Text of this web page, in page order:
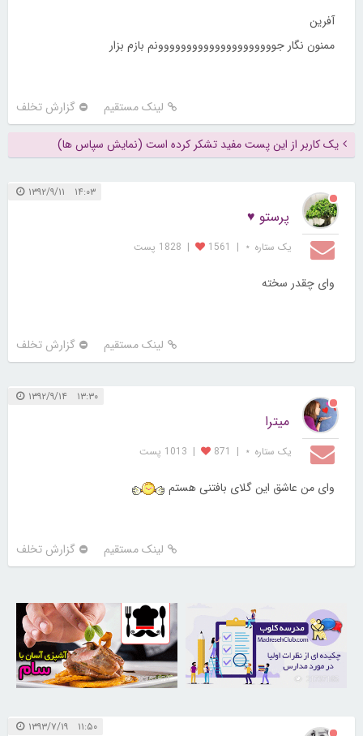
آفرین
ممنون نگار جووووووووووووووووووووونم بازم بزار
لینک مستقیم گزارش تخلف
یک کاربر از این پست مفید تشکر کرده است (نمایش سپاس ها)
۱۴:۰۳ ۱۳۹۲/۹/۱۱
پرستو ♥
یک ستاره ⋆ |
1561
| 1828 پست
وای چقدر سخته
لینک مستقیم گزارش تخلف
۱۳:۳۰ ۱۳۹۲/۹/۱۴
میترا
یک ستاره ⋆ |
871
| 1013 پست
وای من عاشق این گلای بافتنی هستم
لینک مستقیم گزارش تخلف
30263870
۱۱:۵۰ ۱۳۹۳/۷/۱۹